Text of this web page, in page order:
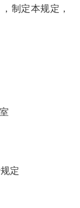
制定本规定，
定